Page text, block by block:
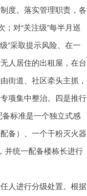
度。落实管理职责，各
对“关注级”每半月巡
”采取提示风险、在一
人居住的出租屋，在台
街道、社区牵头主抓，
项集中整治。四是推行
备标准是一个独立式感
备）、一个干粉灭火器
并统一配备楼栋长进行
人进行分级处置。根据